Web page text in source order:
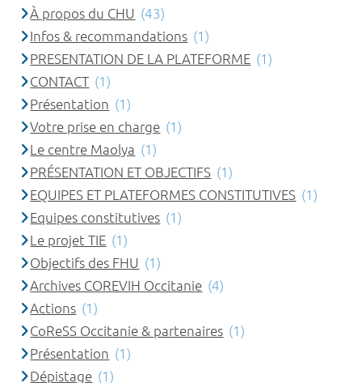
À propos du CHU (43)
Infos & recommandations (1)
PRESENTATION DE LA PLATEFORME (1)
CONTACT (1)
Présentation (1)
Votre prise en charge (1)
Le centre Maolya (1)
PRÉSENTATION ET OBJECTIFS (1)
EQUIPES ET PLATEFORMES CONSTITUTIVES (1)
Equipes constitutives (1)
Le projet TIE (1)
Objectifs des FHU (1)
Archives COREVIH Occitanie (4)
Actions (1)
CoReSS Occitanie & partenaires (1)
Présentation (1)
Dépistage (1)